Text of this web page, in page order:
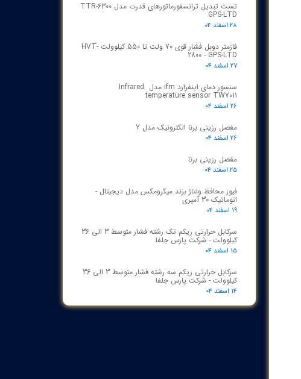
تست تبدیل ترانسفورماتورهای قدرت مدل TTR‑6300
GPS‑LTD
۲۸ اسفند ۰۴
فازمتر دوبل فشار قوی 70 ولت تا 550 کیلوولت HVT-
2800 - GPS-LTD
۲۷ اسفند ۰۴
سنسور دمای اینفرارد ifm مدل Infrared
temperature sensor TW7011
۲۶ اسفند ۰۴
مفصل رزینی برنا الکترونیک مدل Y
۲۶ اسفند ۰۴
مفصل رزینی برنا
۲۵ اسفند ۰۴
فیوز محافظ ولتاژ برند میکرومکس مدل دیجیتال -
اتوماتیک 30 آمپری
۱۹ اسفند ۰۴
سرکابل حرارتی ریکم تک رشته فشار متوسط 3 الی 36
کیلوولت - شرکت پارس جلفا
۱۵ اسفند ۰۴
سرکابل حرارتی ریکم سه رشته فشار متوسط 3 الی 36
کیلوولت - شرکت پارس جلفا
۱۴ اسفند ۰۴